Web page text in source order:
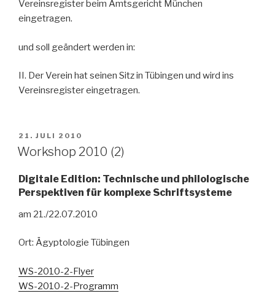
Vereinsregister beim Amtsgericht München
eingetragen.
und soll geändert werden in:
II. Der Verein hat seinen Sitz in Tübingen und wird ins
Vereinsregister eingetragen.
VERÖFFENTLICHT
AM
21. JULI 2010
Workshop 2010 (2)
Digitale Edition: Technische und philologische
Perspektiven für komplexe Schriftsysteme
am 21./22.07.2010
Ort: Ägyptologie Tübingen
WS-2010-2-Flyer
WS-2010-2-Programm